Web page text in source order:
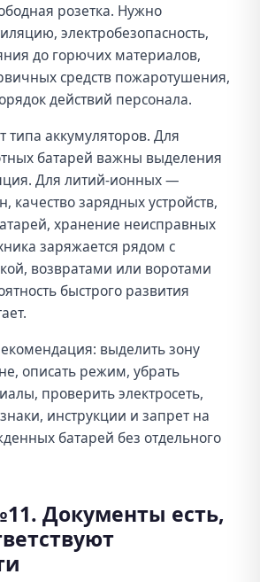
розетка. Нужно
электробезопасность,
до горючих материалов,
средств пожаротушения,
действий персонала.
типа аккумуляторов. Для
батарей важны выделения
Для литий-ионных —
качество зарядных устройств,
хранение неисправных
заряжается рядом с
возвратами или воротами
быстрого развития
выделить зону
описать режим, убрать
проверить электросеть,
инструкции и запрет на
батарей без отдельного
Документы есть,